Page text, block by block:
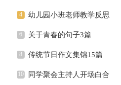
篇）幼儿园小班老师教学反思
关于青春的句子3篇
传统节日作文集锦15篇
同学聚会主持人开场白合